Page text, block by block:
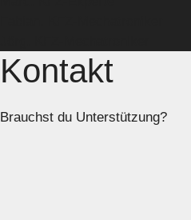
Kontakt
Brauchst du Unterstützung?